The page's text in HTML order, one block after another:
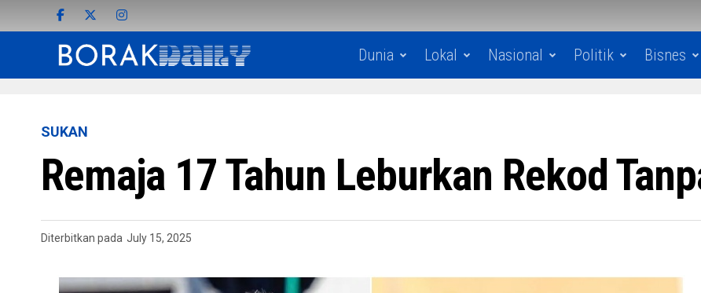
Dunia Lokal Nasional Politik Bisnes
SUKAN
Remaja 17 Tahun Leburkan Rekod
Diterbitkan pada July 15, 2025